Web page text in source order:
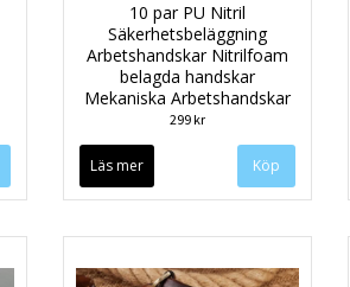
10 par PU Nitril
Säkerhetsbeläggning
Arbetshandskar Nitrilfoam
belagda handskar
Mekaniska Arbetshandskar
299 kr
Läs mer Köp